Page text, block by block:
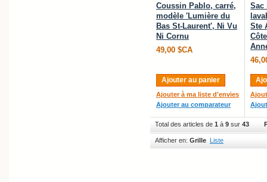
Coussin Pablo, carré,
modèle 'Lumière du
Bas St-Laurent', Ni Vu
Ni Cornu
49,00 $CA
Ajouter au panier
Ajouter à ma liste d'envies
Ajouter au comparateur
Sac
Ste
Total des articles de 1 à 9 sur 43
Afficher en: Grille Liste